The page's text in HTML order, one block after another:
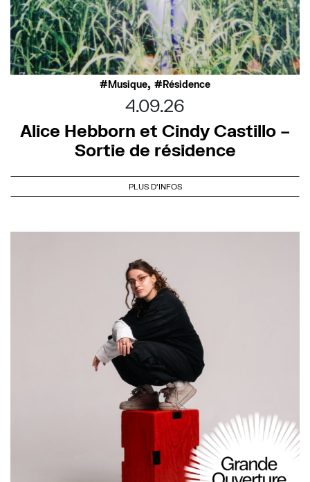
Musique, Résidence
4.09.26
Alice Hebborn et Cindy Castillo –
Sortie de résidence
PLUS D'INFOS